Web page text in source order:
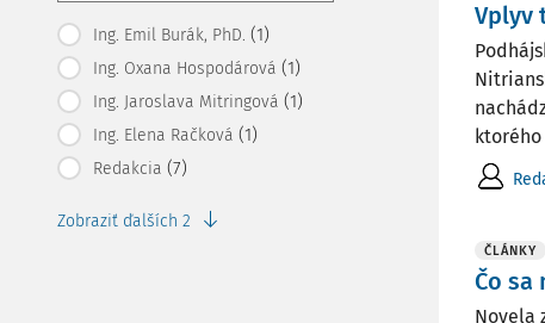
Ing. Emil Burák, PhD. (1)
Ing. Oxana Hospodárová (1)
Ing. Jaroslava Mitringová (1)
Ing. Elena Račková (1)
Redakcia (7)
Zobraziť ďalších 2
Vplyv
ktorého
ČLÁNKY
Čo sa
Novela